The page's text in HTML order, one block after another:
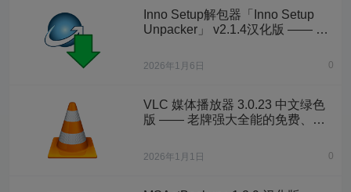
Inno Setup解包器「Inno Setup
Unpacker」 v2.1.4汉化版 —— 一
2026年1月6日 0
VLC 媒体播放器 3.0.23 中文绿色
版 —— 老牌强大全能的免费、开
2026年1月1日 0